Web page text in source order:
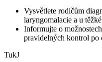
Vysvětlete rodičům
laryngomalacie a u
Informujte o
pravidelných kontrol po
TukJ